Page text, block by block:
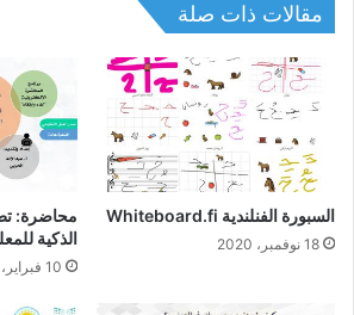
مقالات ذات صلة
السبورة الفنلندية Whiteboard.fi
18 نوفمبر، 2020
محاضرة:
الذكية
10 فبراير، 2023